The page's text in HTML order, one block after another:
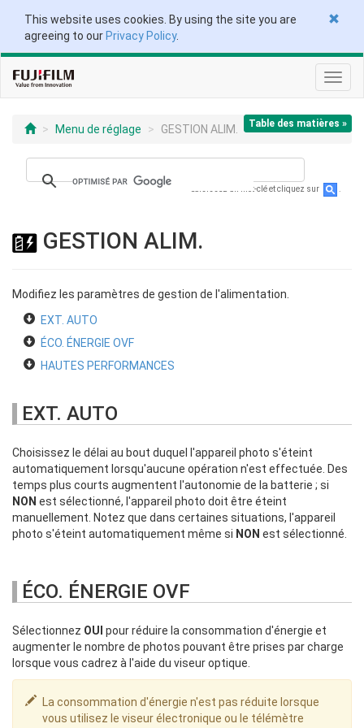
This website uses cookies. By using the site you are
agreeing to our Privacy Policy.
Table des matières »
Menu de réglage GESTION ALIM.
Saisissez un mot-clé et cliquez sur
GESTION ALIM.
Modifiez les paramètres de gestion de l'alimentation.
EXT. AUTO
ÉCO. ÉNERGIE OVF
HAUTES PERFORMANCES
EXT. AUTO
Choisissez le délai au bout duquel l'appareil photo s'éteint
automatiquement lorsqu'aucune opération n'est effectuée. Des
temps plus courts augmentent l'autonomie de la batterie ; si
NON est sélectionné, l'appareil photo doit être éteint
manuellement. Notez que dans certaines situations, l'appareil
photo s'éteint automatiquement même si NON est sélectionné.
ÉCO. ÉNERGIE OVF
Sélectionnez OUI pour réduire la consommation d'énergie et
augmenter le nombre de photos pouvant être prises par charge
lorsque vous cadrez à l'aide du viseur optique.
La consommation d'énergie n'est pas réduite lorsque
vous utilisez le viseur électronique ou le télémètre